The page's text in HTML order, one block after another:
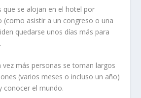
que se alojan en el hotel por
(como asistir a un congreso o una
quedarse unos días más para
vez más personas se toman largos
(varios meses o incluso un año)
conocer el mundo.